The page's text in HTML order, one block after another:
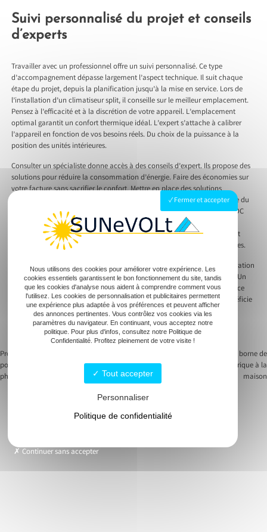
Suivi personnalisé du projet et conseils
d’experts
Travailler avec un professionnel offre un suivi personnalisé. Ce type
d’accompagnement dépasse largement l’aspect technique. Il suit chaque
étape du projet, depuis la planification jusqu’à la mise en service. Lors de
l’installation d’un climatiseur split, il conseille sur le meilleur emplacement.
Pensez à l’efficacité et à la discrétion de votre appareil. L’emplacement
optimal garantit un confort thermique idéal. L’expert s’attache à calibrer
l’appareil en fonction de vos besoins réels. Du choix de la puissance à la
position des unités intérieures.
Consulter un spécialiste donne accès à des conseils d’expert. Ils propose des
solutions pour réduire la consommation d’énergie. Faire des économies sur
votre facture sans sacrifier le confort. Mettre en place des solutions
respectueuses de l’environnement. Cela passe par une gestion optimisée du
fluide frigorigène. Les systèmes de climatisation modernes, comme les DC
inverter, permettent d’ajuster la puissance frigorifique. Votre climatiseur
fonctionne ainsi à l’optimum. Travaillons ensemble pour un air ambiant
agréable. Une conception intelligente aide à réduire les nuisances sonores.
Un expert vous accompagne dans votre chantier de rénovation. L’intégration
harmonieuse des équipements refroidit le mur sans dénaturer l’espace. Un
des nombreux avantages d’un service professionnel demeurer l’assurance
d’une installation conforme. Chaque raccordement, chaque tuyau bénéficie
d’une attention particulière. Offrez-vous la tranquillité, garantissez un
fonctionnement impeccable de votre installation. Sans surprise, sans
compromis sur la qualité.
Navigation
Previous:
pompe à chaleur et panneau
photovoltaïque
Comment installer une borne de
recharge pour voiture électrique à la
maison
Solutions photovoltaiques
Fermer et accepter
Nous utilisons des cookies pour améliorer votre expérience. Les
cookies essentiels garantissent le bon fonctionnement du site, tandis
que les cookies d'analyse nous aident à comprendre comment vous
l'utilisez. Les cookies de personnalisation et publicitaires permettent
une expérience plus adaptée à vos préférences et peuvent afficher
des annonces pertinentes. Vous contrôlez vos cookies via les
paramètres du navigateur. En continuant, vous acceptez notre
politique. Pour plus d'infos, consultez notre Politique de
Confidentialité. Profitez pleinement de votre visite !
Tout accepter
Personnaliser
Politique de confidentialité
Continuer sans accepter